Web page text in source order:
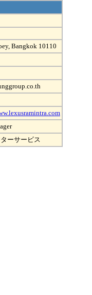
Bangkok 10110
ーサービス